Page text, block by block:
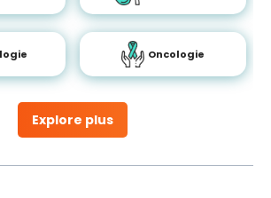
Explore plus
Oncologie